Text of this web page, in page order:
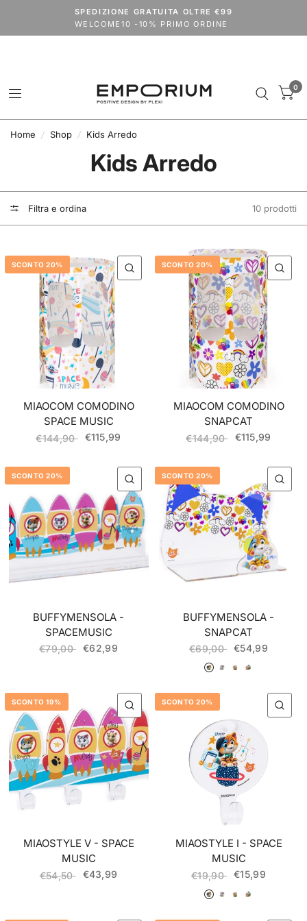
SPEDIZIONE GRATUITA OLTRE €99
WELCOME10 -10% PRIMO ORDINE
Spedizioni dal 24 agosto.
VACANZE2026extra 15% su tutto il catalogo (outlet escluso)
0
Home / Shop / Kids Arredo
Kids Arredo
Filtra e ordina 10 prodotti
SCONTO 20% QUICK VIEW
MIAOCOM COMODINO
SPACE MUSIC
€144,90 €115,99
SCONTO 20%
MIAOCOM COMODINO
SNAPCAT
€144,90 €115,99
SCONTO 20% QUICK VIEW
BUFFYMENSOLA -
SPACEMUSIC
€79,00 €62,99
SCONTO 20%
BUFFYMENSOLA -
SNAPCAT
€69,00 €54,99
055 Lampo
056 Milady
057 Pilou058 Polpetta
SCONTO 19% QUICK VIEW
MIAOSTYLE V - SPACE
MUSIC
€54,50 €43,99
SCONTO 20%
MIAOSTYLE I - SPACE
MUSIC
€19,90 €15,99
055 Lampo
056 Milady
057 Pilou058 Polpetta